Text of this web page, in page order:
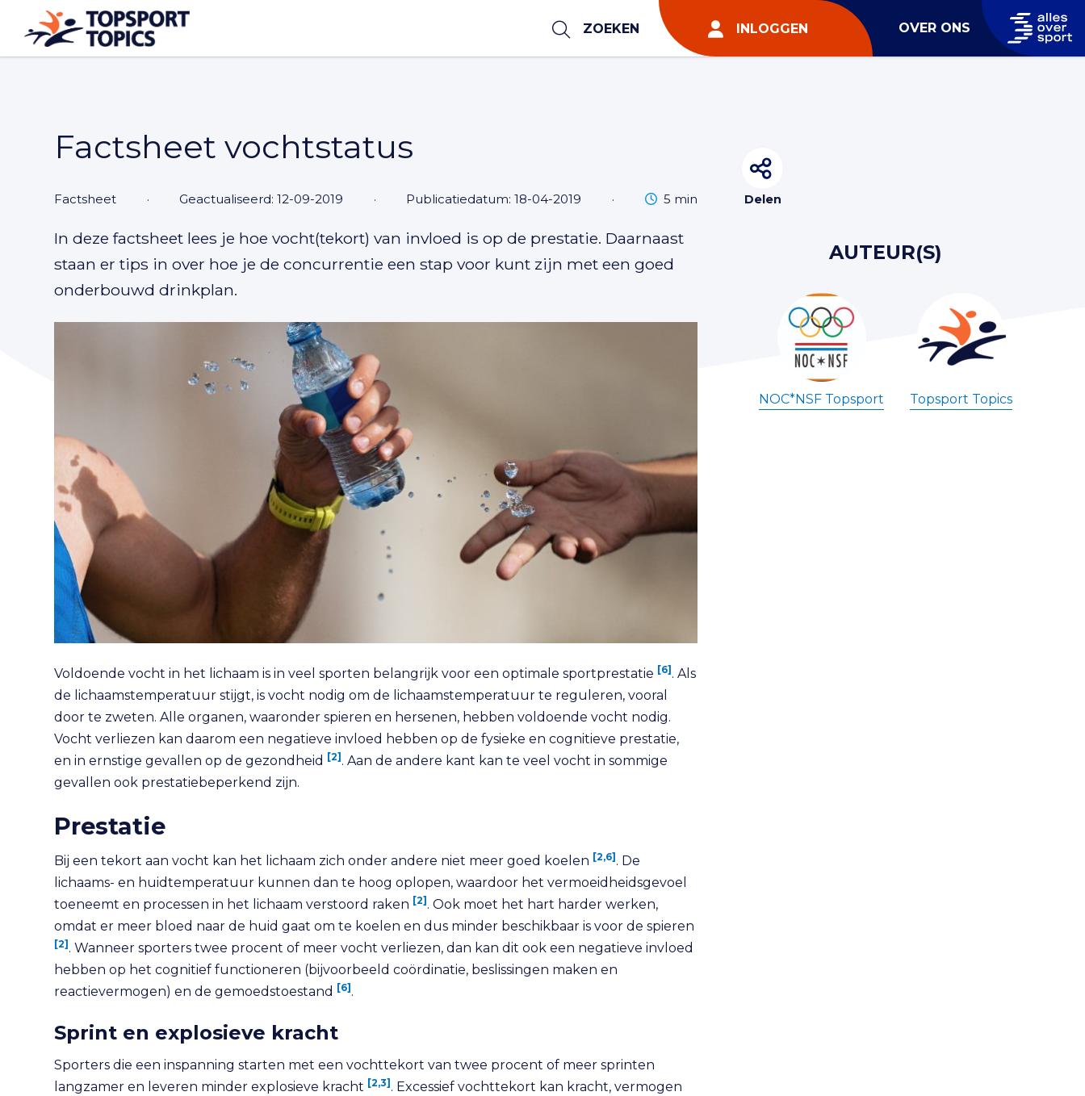
ZOEKEN INLOGGEN OVER ONS
Factsheet vochtstatus
factsheet · Geactualiseerd: 12-09-2019 · Publicatiedatum: 18-04-2019 · Leestijd
5 min
In deze factsheet lees je hoe vocht(tekort) van invloed is op de prestatie. Daarnaast
staan er tips in over hoe je de concurrentie een stap voor kunt zijn met een goed
onderbouwd drinkplan.
Voldoende vocht in het lichaam is in veel sporten belangrijk voor een optimale sportprestatie [6] . Als
de lichaamstemperatuur stijgt, is vocht nodig om de lichaamstemperatuur te reguleren, vooral
door te zweten. Alle organen, waaronder spieren en hersenen, hebben voldoende vocht nodig.
Vocht verliezen kan daarom een negatieve invloed hebben op de fysieke en cognitieve prestatie,
en in ernstige gevallen op de gezondheid [2] . Aan de andere kant kan te veel vocht in sommige
gevallen ook prestatiebeperkend zijn.
Prestatie
Bij een tekort aan vocht kan het lichaam zich onder andere niet meer goed koelen [2,6] . De
lichaams- en huidtemperatuur kunnen dan te hoog oplopen, waardoor het vermoeidheidsgevoel
toeneemt en processen in het lichaam verstoord raken [2] . Ook moet het hart harder werken,
omdat er meer bloed naar de huid gaat om te koelen en dus minder beschikbaar is voor de spieren
[2] . Wanneer sporters twee procent of meer vocht verliezen, dan kan dit ook een negatieve invloed
hebben op het cognitief functioneren (bijvoorbeeld coördinatie, beslissingen maken en
reactievermogen) en de gemoedstoestand [6] .
Sprint en explosieve kracht
Sporters die een inspanning starten met een vochttekort van twee procent of meer sprinten
langzamer en leveren minder explosieve kracht [2,3] . Excessief vochttekort kan kracht, vermogen
Delen
AUTEUR(S)
NOC*NSF Topsport Topsport Topics